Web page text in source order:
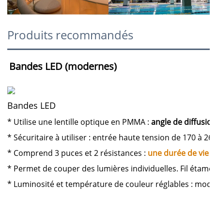
Produits recommandés
Bandes LED (modernes)
Bandes LED
* Utilise une lentille optique en PMMA : angle de
* Sécuritaire à utiliser : entrée haute tension de 170 à
* Comprend 3 puces et 2 résistances : une durée de vie
* Permet de couper des lumières individuelles. Fil
* Luminosité et température de couleur réglables :